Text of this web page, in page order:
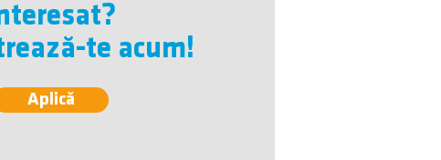
te acum!
Aplică